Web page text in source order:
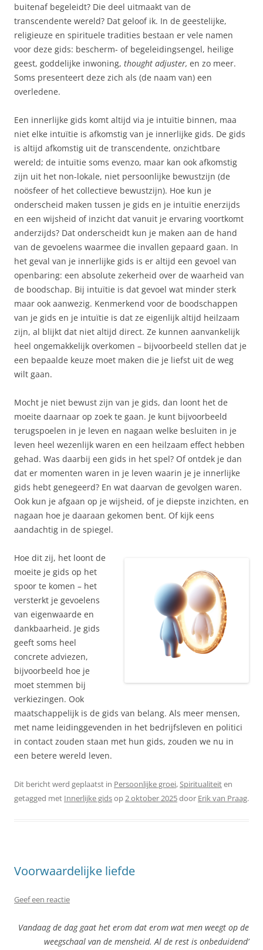
buitenaf begeleidt? Die deel uitmaakt van de
transcendente wereld? Dat geloof ik. In de geestelijke,
religieuze en spirituele tradities bestaan er vele namen
voor deze gids: bescherm- of begeleidingsengel, heilige
geest, goddelijke inwoning, thought adjuster, en zo meer.
Soms presenteert deze zich als (de naam van) een
overledene.
Een innerlijke gids komt altijd via je intuïtie binnen, maa
niet elke intuïtie is afkomstig van je innerlijke gids. De gids
is altijd afkomstig uit de transcendente, onzichtbare
wereld; de intuïtie soms evenzo, maar kan ook afkomstig
zijn uit het non-lokale, niet persoonlijke bewustzijn (de
noösfeer of het collectieve bewustzijn). Hoe kun je
onderscheid maken tussen je gids en je intuïtie enerzijds
en een wijsheid of inzicht dat vanuit je ervaring voortkomt
anderzijds? Dat onderscheidt kun je maken aan de hand
van de gevoelens waarmee die invallen gepaard gaan. In
het geval van je innerlijke gids is er altijd een gevoel van
openbaring: een absolute zekerheid over de waarheid van
de boodschap. Bij intuïtie is dat gevoel wat minder sterk
maar ook aanwezig. Kenmerkend voor de boodschappen
van je gids en je intuïtie is dat ze eigenlijk altijd heilzaam
zijn, al blijkt dat niet altijd direct. Ze kunnen aanvankelijk
heel ongemakkelijk overkomen – bijvoorbeeld stellen dat je
een bepaalde keuze moet maken die je liefst uit de weg
wilt gaan.
Mocht je niet bewust zijn van je gids, dan loont het de
moeite daarnaar op zoek te gaan. Je kunt bijvoorbeeld
terugspoelen in je leven en nagaan welke besluiten in je
leven heel wezenlijk waren en een heilzaam effect hebben
gehad. Was daarbij een gids in het spel? Of ontdek je dan
dat er momenten waren in je leven waarin je je innerlijke
gids hebt genegeerd? En wat daarvan de gevolgen waren.
Ook kun je afgaan op je wijsheid, of je diepste inzichten, en
nagaan hoe je daaraan gekomen bent. Of kijk eens
aandachtig in de spiegel.
Hoe dit zij, het loont de
moeite je gids op het
spoor te komen – het
versterkt je gevoelens
van eigenwaarde en
dankbaarheid. Je gids
geeft soms heel
concrete adviezen,
bijvoorbeeld hoe je
moet stemmen bij
verkiezingen. Ook
maatschappelijk is de gids van belang. Als meer mensen,
met name leidinggevenden in het bedrijfsleven en politici
in contact zouden staan met hun gids, zouden we nu in
een betere wereld leven.
Dit bericht werd geplaatst in Persoonlijke groei,Spiritualiteiten
getagged met Innerlijke gidsop2 oktober 2025door Erik van Praag.
Voorwaardelijke liefde
Geef een reactie
Vandaag de dag gaat het erom dat erom wat men weegt op de
weegschaal van de mensheid. Al de rest is onbeduidend’